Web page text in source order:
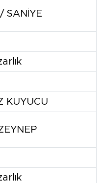
/ SANİYE
KUYUCU